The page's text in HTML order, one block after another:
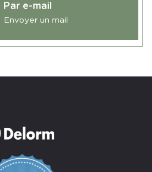
Par e-mail
Envoyer un mail